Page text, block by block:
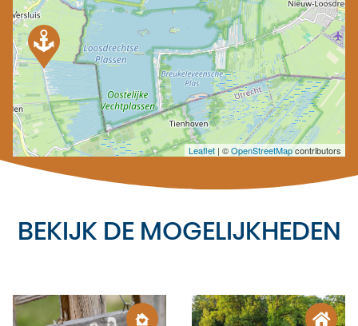
Leaflet | ©OpenStreetMapcontributors
BEKIJK DE MOGELIJKHEDEN